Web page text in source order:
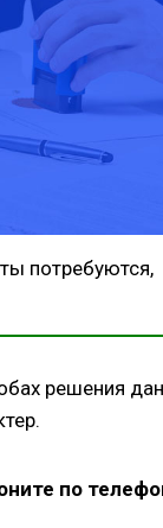
потребуются,
решения
по